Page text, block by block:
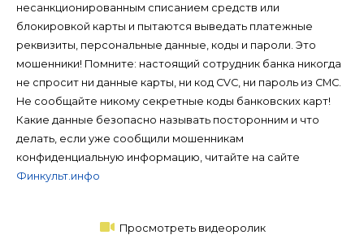
несанкционированным списанием средств или
блокировкой карты и пытаются выведать платежные
реквизиты, персональные данные, коды и пароли. Это
мошенники! Помните: настоящий сотрудник банка никогда
не спросит ни данные карты, ни код CVC, ни пароль из СМС.
Не сообщайте никому секретные коды банковских карт!
Какие данные безопасно называть посторонним и что
делать, если уже сообщили мошенникам
конфиденциальную информацию, читайте на сайте
Финкульт.инфо
Просмотреть видеоролик